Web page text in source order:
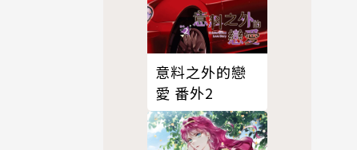
意料之外的戀
愛 番外2